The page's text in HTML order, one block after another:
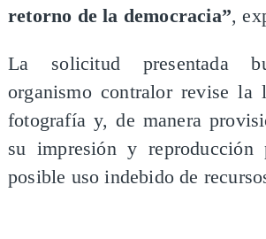
retorno de la democracia”,
La solicitud presentada
organismo contralor revise la
fotografía y, de manera
su impresión y reproducción
posible uso indebido de